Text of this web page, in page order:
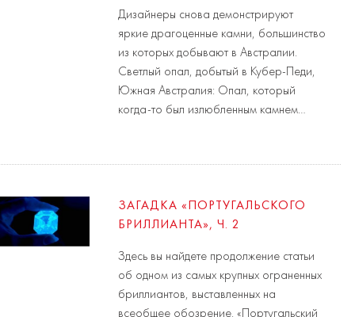
Дизайнеры снова демонстрируют
яркие драгоценные камни, большинство
из которых добывают в Австралии.
Светлый опал, добытый в Кубер-Педи,
Южная Австралия: Опал, который
когда-то был излюбленным камнем…
ЗАГАДКА «ПОРТУГАЛЬСКОГО
БРИЛЛИАНТА», Ч. 2
Здесь вы найдете продолжение статьи
об одном из самых крупных ограненных
бриллиантов, выставленных на
всеобщее обозрение. «Португальский